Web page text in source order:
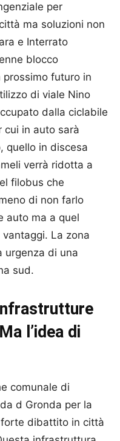
per
ma soluzioni non
e Interrato
blocco
futuro in
di viale Nino
dalla ciclabile
cui in auto sarà
quello in discesa
verrà ridotta a
filobus che
di non farlo
auto ma a quel
La zona
urgenza di una
sud.
l’idea di
comunale di
d Gronda per la
dibattito in città